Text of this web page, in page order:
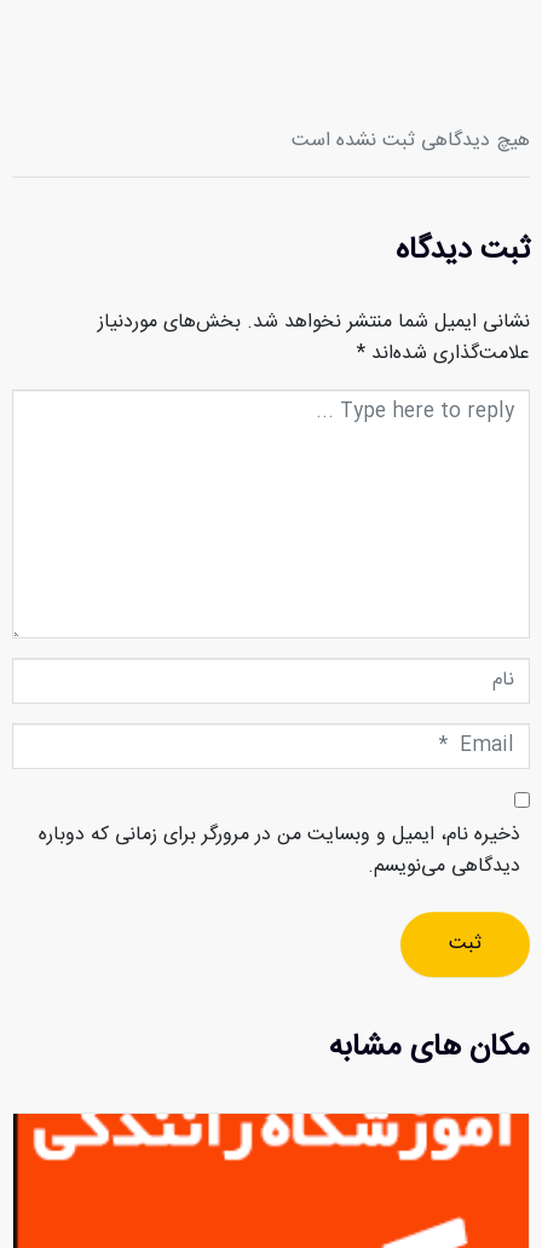
هیچ دیدگاهی ثبت نشده است
ثبت دیدگاه
نشانی ایمیل شما منتشر نخواهد شد. بخش‌های موردنیاز
علامت‌گذاری شده‌اند *
متن
نام
Email
*
ذخیره نام، ایمیل و وبسایت من در مرورگر برای زمانی که دوباره
دیدگاهی می‌نویسم.
ثبت
مکان های مشابه